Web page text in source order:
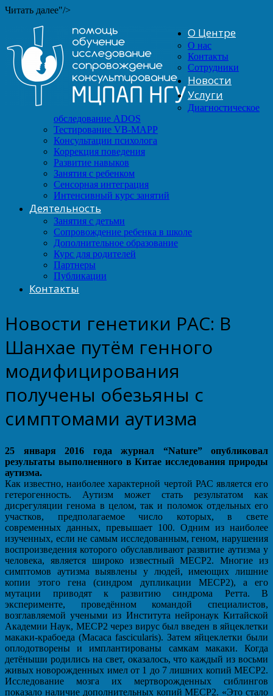
Читать далее"/>
О Центре
О нас
Контакты
Сотрудники
Новости
Услуги
Диагностическое
обследование ADOS
Тестирование VB-MAPP
Консультации психолога
Коррекция поведения
Развитие навыков
Занятия с ребенком
Сенсорная интеграция
Интенсивный курс занятий
Деятельность
Занятия с детьми
Сопровождение ребенка в школе
Дополнительное образование
Курс для родителей
Партнеры
Публикации
Контакты
Новости генетики РАС: В
Шанхае путём генного
модифицирования
получены обезьяны с
симптомами аутизма
25 января 2016 года журнал “Nature” опубликовал
результаты выполненного в Китае исследования природы
аутизма.
Как известно, наиболее характерной чертой РАС является его
гетерогенность. Аутизм может стать результатом как
дисрегуляции генома в целом, так и поломок отдельных его
участков, предполагаемое число которых, в свете
современных данных, превышает 100. Одним из наиболее
изученных, если не самым исследованным, геном, нарушения
воспроизведения которого обуславливают развитие аутизма у
человека, является широко известный MECP2. Многие из
симптомов аутизма выявлены у людей, имеющих лишние
копии этого гена (синдром дупликации MECP2), а его
мутации приводят к развитию синдрома Ретта. В
эксперименте, проведённом командой специалистов,
возглавляемой учеными из Института нейронаук Китайской
Академии Наук, MECP2 через вирус был введен в яйцеклетки
макаки-крабоеда (Macaca fascicularis). Затем яйцеклетки были
оплодотворены и имплантированы самкам макаки. Когда
детёныши родились на свет, оказалось, что каждый из восьми
живых новорожденных имел от 1 до 7 лишних копий MECP2.
Исследование мозга их мертворожденных сиблингов
показало наличие дополнительных копий MECP2. «Это стало